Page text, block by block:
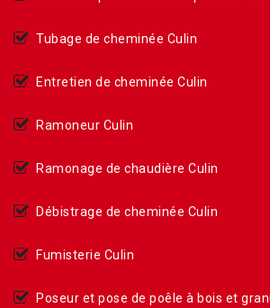
Tubage de cheminée Culin
Entretien de cheminée Culin
Ramoneur Culin
Ramonage de chaudière Culin
Débistrage de cheminée Culin
Fumisterie Culin
Poseur et pose de poêle à bois et